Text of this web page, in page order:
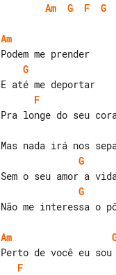
Am
G F G
Am
G
F
G
G
Não me interessa o
Am
F